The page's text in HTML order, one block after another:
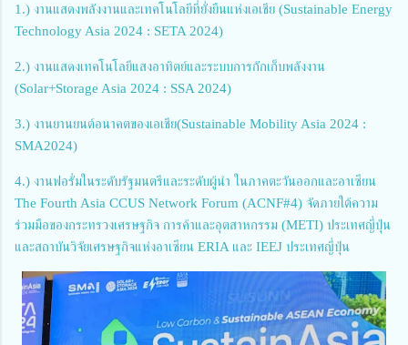
1.) งานแสดงพลังงานและเทคโนโลยีที่ยั่งยืนแห่งเอเชีย (Sustainable Energy
Technology Asia 2024 : SETA 2024)
2.) งานแสดงเทคโนโลยีแสงอาทิตย์และระบบการกักเก็บพลังงาน
(Solar+Storage Asia 2024 : SSA 2024)
3.) งานยานยนต์อนาคตของเอเชีย(Sustainable Mobility Asia 2024 :
SMA2024)
4.) งานฟอรั่มในระดับรัฐมนตรีและระดับผู้นำ ในภาคตะวันออกและอาเซียน
The Fourth Asia CCUS Network Forum (ACNF#4) จัดภายใต้ความ
ร่วมมือของกระทรวงเศรษฐกิจ การค้าและอุตสาหกรรม (METI) ประเทศญี่ปุ่น
และสถาบันวิจัยเศรษฐกิจแห่งอาเซียน ERIA และ IEEJ ประเทศญี่ปุ่น